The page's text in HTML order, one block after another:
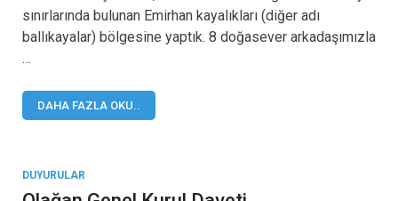
sınırlarında bulunan Emirhan kayalıkları (diğer adı
ballıkayalar) bölgesine yaptık. 8 doğasever arkadaşımızla
…
DAHA FAZLA OKU..
DUYURULAR